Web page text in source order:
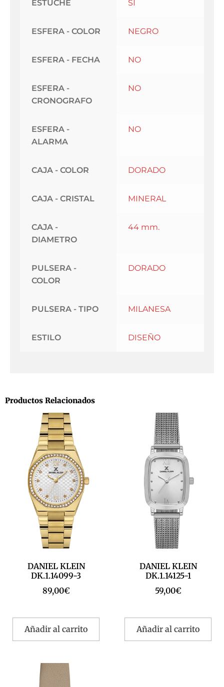
ESTUCHE SI
ESFERA - COLOR NEGRO
ESFERA - FECHA NO
ESFERA -
CRONOGRAFO
NO
ESFERA -
ALARMA
NO
CAJA - COLOR DORADO
CAJA - CRISTAL MINERAL
CAJA -
DIAMETRO
44 mm.
PULSERA -
COLOR
DORADO
PULSERA - TIPO MILANESA
ESTILO DISEÑO
Productos Relacionados
DANIEL KLEIN
DK.1.14099-3
89,00€
Añadir al carrito
DANIEL KLEIN
DK.1.14125-1
59,00€
Añadir al carrito